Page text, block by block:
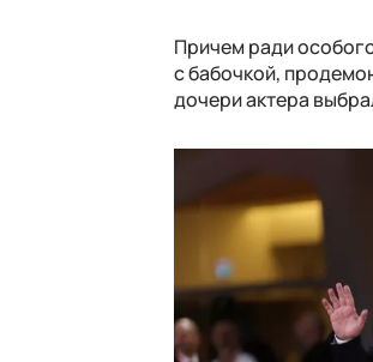
Причем ради
с бабочкой,
дочери актера